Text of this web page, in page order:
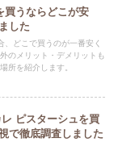
買うならどこが安
した
どこで買うのが一番安く
のメリット・デメリットも
所を紹介します。
ピスターシュを買
で徹底調査しました